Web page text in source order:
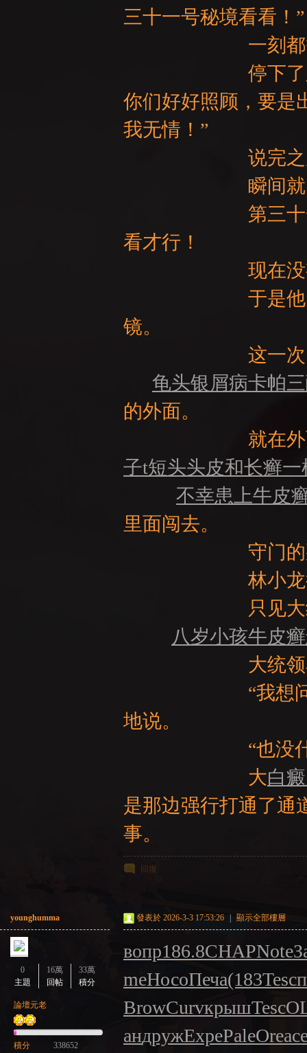
三十一号秘境看看！”
一刻都等
停下了脚步，
你们好好照顾，要是
我无情！”
说完之后，
瞬间就回到了
第三十一号秘
看才行！
现在没有其他
于是他的身影
镜。
这一次，他来
龟头银屑病卡帕
的外面。
就在外面的侍
子t短头头皮和长癣一
不幸患上牛皮
里面闯去。
守门的那些侍
林小龙很快就
只见大统领正
八岁小孩牛皮
大统领看着她
“我想问的是，
地说。
“也没什么
大白
是那边强行打通了通
事。
回復
younghumma
0
主題
16萬
回帖
33萬
積分
論壇元老
積分 338652
發表於 2026-3-3 17:53:26 顯示全部樓層
вопр186.8CHAPNote
meНосоПеча(183Tesc
BrowCurvкрышTesc
андружExpePaleOrea